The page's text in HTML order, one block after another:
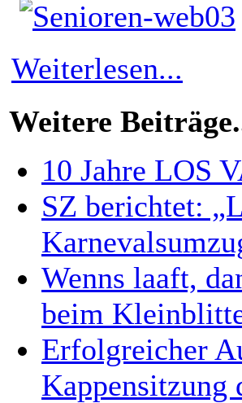
Weiterlesen...
Weitere
10 Jahre LOS
SZ berichtet:
Wenns laaft,
beim
Erfolgreicher
Kappensitzung